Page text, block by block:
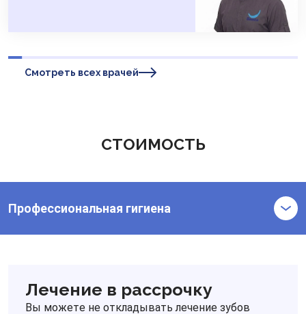
Смотреть всех врачей
СТОИМОСТЬ
Профессиональная гигиена
Лечение в рассрочку
Вы можете не откладывать лечение зубов